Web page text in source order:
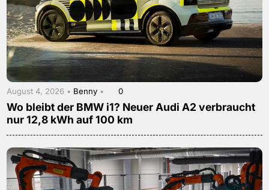
August 4, 2026 • Benny • 0
Wo bleibt der BMW i1? Neuer Audi A2 verbraucht
nur 12,8 kWh auf 100 km